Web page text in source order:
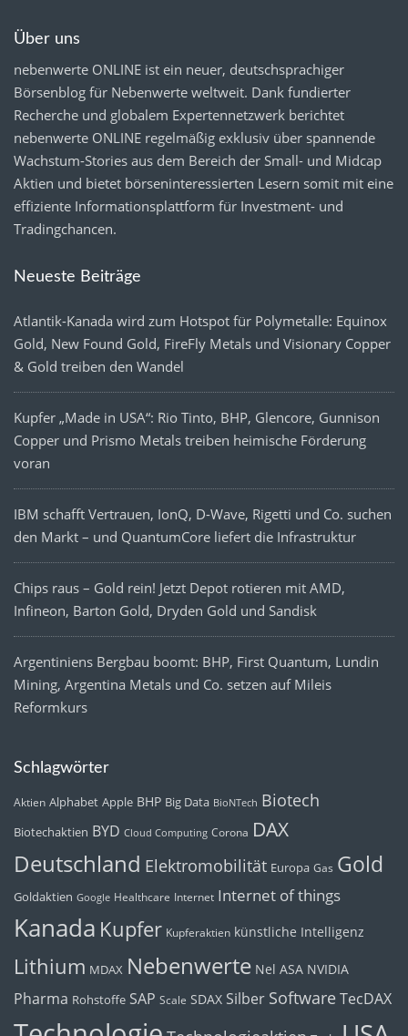
Über uns
nebenwerte ONLINE ist ein neuer, deutschsprachiger
Börsenblog für Nebenwerte weltweit. Dank fundierter
Recherche und globalem Expertennetzwerk berichtet
nebenwerte ONLINE regelmäßig exklusiv über spannende
Wachstum-Stories aus dem Bereich der Small- und Midcap
Aktien und bietet börseninteressierten Lesern somit mit eine
effiziente Informationsplattform für Investment- und
Tradingchancen.
Neueste Beiträge
Atlantik-Kanada wird zum Hotspot für Polymetalle: Equinox
Gold, New Found Gold, FireFly Metals und Visionary Copper
& Gold treiben den Wandel
Kupfer „Made in USA“: Rio Tinto, BHP, Glencore, Gunnison
Copper und Prismo Metals treiben heimische Förderung
voran
IBM schafft Vertrauen, IonQ, D-Wave, Rigetti und Co. suchen
den Markt – und QuantumCore liefert die Infrastruktur
Chips raus – Gold rein! Jetzt Depot rotieren mit AMD,
Infineon, Barton Gold, Dryden Gold und Sandisk
Argentiniens Bergbau boomt: BHP, First Quantum, Lundin
Mining, Argentina Metals und Co. setzen auf Mileis
Reformkurs
Schlagwörter
Aktien Alphabet Apple BHP Big Data BioNTech Biotech
Biotechaktien BYD Cloud Computing Corona DAX
Deutschland Elektromobilität Europa Gas Gold
Goldaktien Google Healthcare Internet Internet of things
Kanada Kupfer Kupferaktien künstliche Intelligenz
Lithium MDAX Nebenwerte Nel ASA NVIDIA
Pharma Rohstoffe SAP Scale SDAX Silber SoftwareTecDAX